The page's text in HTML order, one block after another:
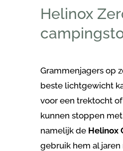
Helinox
Grammenjagers op
beste lichtgewicht
voor een trektocht
kunnen stoppen met
namelijk de Helinox
gebruik hem al